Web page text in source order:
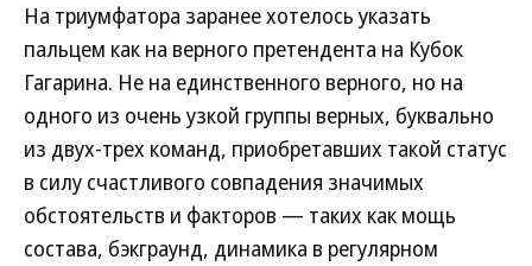
На триумфатора заранее хотелось указать
пальцем как на верного претендента на Кубок
Гагарина. Не на единственного верного, но на
одного из очень узкой группы верных, буквально
из двух-трех команд, приобретавших такой статус
в силу счастливого совпадения значимых
обстоятельств и факторов — таких как мощь
состава, бэкграунд, динамика в регулярном